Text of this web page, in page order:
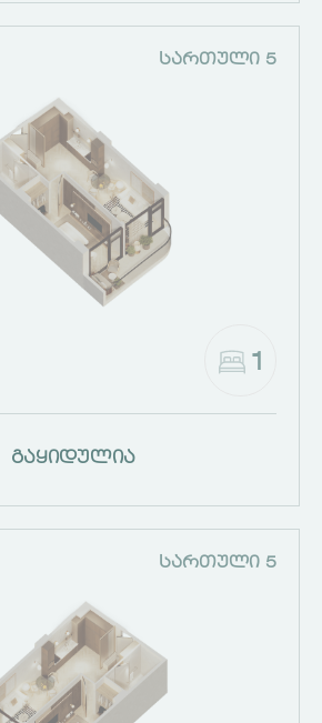
ᲡᲐᲠᲗᲣᲚᲘ 5
1
გაყიდულია
ᲡᲐᲠᲗᲣᲚᲘ 5